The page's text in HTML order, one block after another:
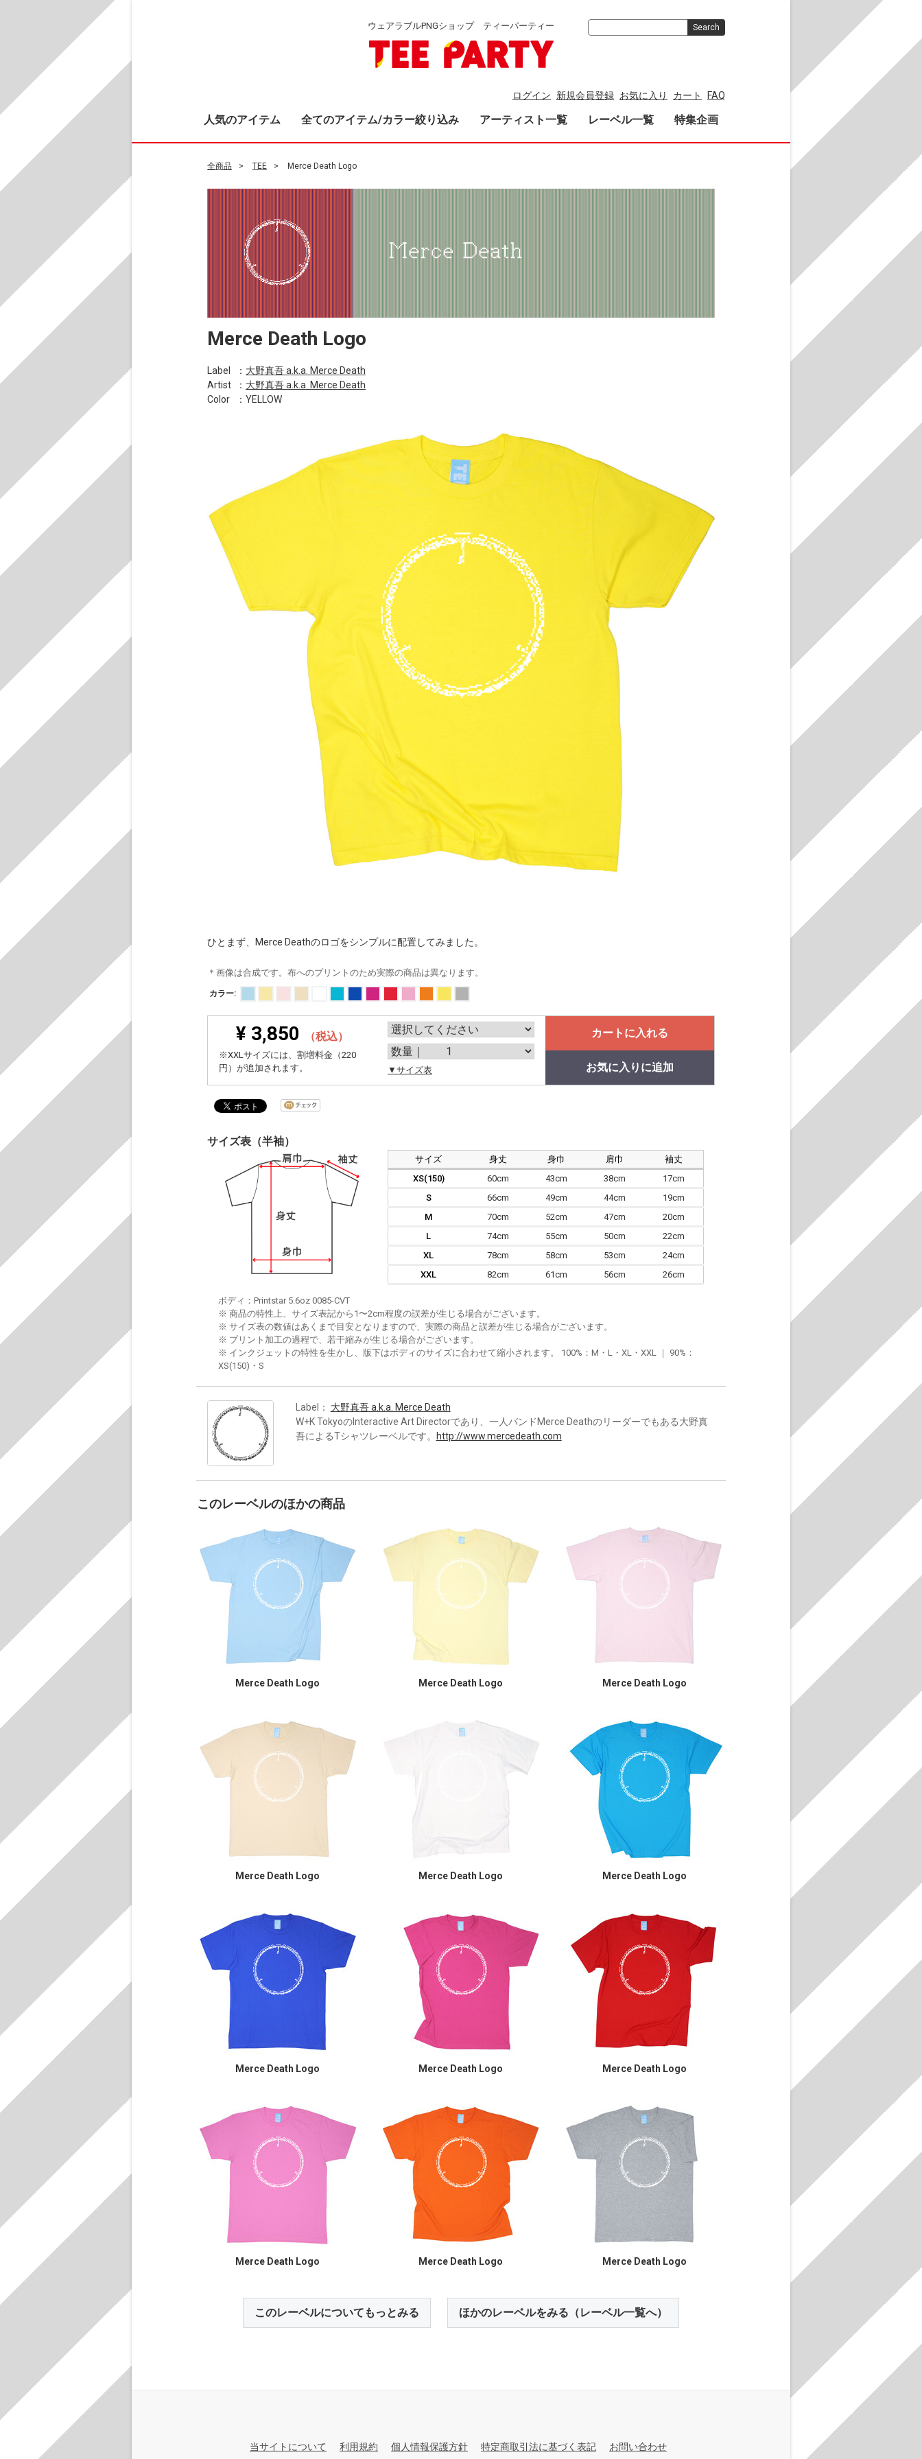
ウェアラブルPNGショップ ティーパーティー
ログイン 新規会員登録 お気に入り カート FAQ
人気のアイテム 全てのアイテム/カラー絞り込み アーティスト一覧 レーベル一覧 特集企画
Search
全商品 TEE Merce Death Logo
Merce Death Logo
Label ： 大野真吾 a.k.a. Merce Death
Artist
： 大野真吾 a.k.a. Merce Death
Color
：YELLOW
ひとまず、Merce Deathのロゴをシンプルに配置してみました。
＊画像は合成です。布へのプリントのため実際の商品は異なります。
カラー:
¥ 3,850 （税込）
※XXLサイズには、割増料金（220
円）が追加されます。
▼サイズ表
カートに入れる
お気に入りに追加
サイズ表（半袖）
サイズ 身丈 身巾 肩巾
袖丈
XS(150)
60cm 43cm 38cm
17cm
S
66cm 49cm 44cm
19cm
M
70cm 52cm 47cm
20cm
L
74cm 55cm 50cm
22cm
XL
78cm 58cm 53cm
24cm
XXL
82cm 61cm 56cm 26cm
ボディ：Printstar 5.6oz 0085-CVT
※ 商品の特性上、サイズ表記から1〜2cm程度の誤差が生じる場合がございます。
※ サイズ表の数値はあくまで目安となりますので、実際の商品と誤差が生じる場合がございます。
※ プリント加工の過程で、若干縮みが生じる場合がございます。
※ インクジェットの特性を生かし、版下はボディのサイズに合わせて縮小されます。 100%：M・L・XL・XXL ｜ 90%：
XS(150)・S
Label： 大野真吾 a.k.a. Merce Death
W+K TokyoのInteractive Art Directorであり、一人バンドMerce Deathのリーダーでもある大野真
吾によるTシャツレーベルです。
http://www.mercedeath.com
このレーベルのほかの商品
Merce Death Logo Merce Death Logo Merce Death Logo
Merce Death Logo Merce Death Logo Merce Death Logo
Merce Death Logo Merce Death Logo Merce Death Logo
Merce Death Logo Merce Death Logo Merce Death Logo
このレーベルについてもっとみる ほかのレーベルをみる（レーベル一覧へ）
当サイトについて 利用規約 個人情報保護方針 特定商取引法に基づく表記 お問い合わせ